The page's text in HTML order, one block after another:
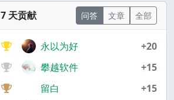
7 天贡献 问答 文章 全部
永以为好
+20
攀越软件
+15
留白
+15